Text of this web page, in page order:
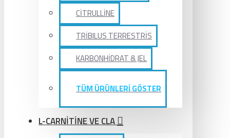
CİTRULLİNE
TRİBILUS TERRESTRİS
KARBONHİDRAT & JEL
TÜM ÜRÜNLERİ GÖSTER
L-CARNİTİNE VE CLA